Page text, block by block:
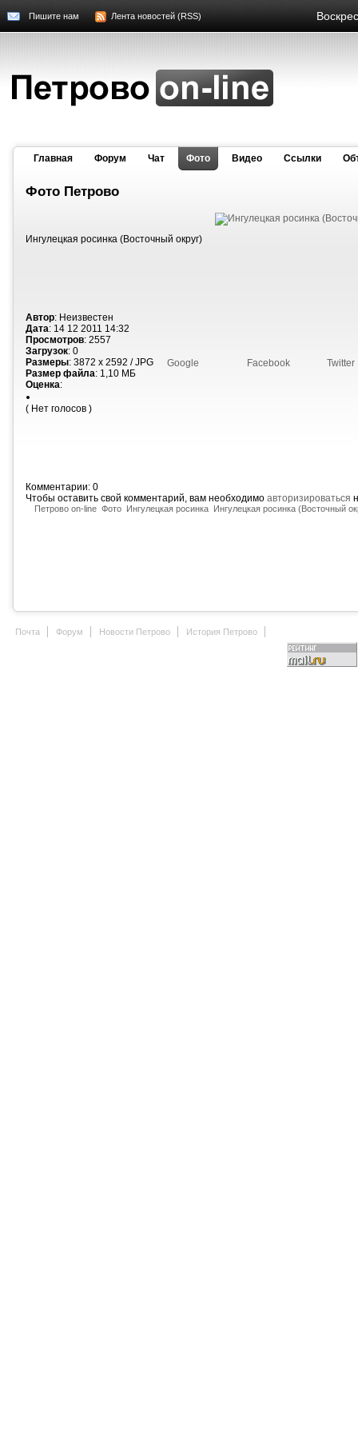
Пишите нам Лента новостей (RSS)
Главная Форум Чат Фото Видео Cсылки
Фото Петрово
Ингулецкая росинка (Восточный округ)
Автор: Неизвестен
Дата: 14 12 2011 14:32
Просмотров: 2557
Загрузок: 0
Размеры: 3872 x 2592 / JPG
Размер файла: 1,10 МБ
Оценка:
( Нет голосов )
Google Facebook Twitter
Комментарии: 0
Чтобы оставить свой комментарий, вам необходимо авторизироваться
Петрово on-line Фото Ингулецкая росинка Ингулецкая росинка (Восточный
Почта Форум Новости Петрово История Петрово